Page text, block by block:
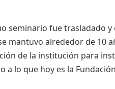
seminario fue trasladado
mantuvo alrededor de 10
de la institución para
a lo que hoy es la